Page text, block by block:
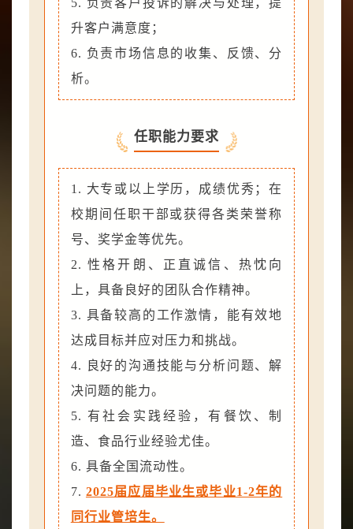
5. 负责客户投诉的解决与处理，提
升客户满意度；
6. 负责市场信息的收集、反馈、分
析。
任职能力要求
1. 大专或以上学历，成绩优秀；在
校期间任职干部或获得各类荣誉称
号、奖学金等优先。
2. 性格开朗、正直诚信、热忱向
上，具备良好的团队合作精神。
3. 具备较高的工作激情，能有效地
达成目标并应对压力和挑战。
4. 良好的沟通技能与分析问题、解
决问题的能力。
5. 有社会实践经验，有餐饮、制
造、食品行业经验尤佳。
6. 具备全国流动性。
7. 2025届应届毕业生或毕业1-2年的
同行业管培生。